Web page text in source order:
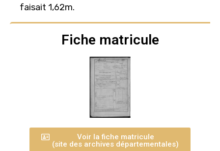
faisait 1,62m.
Fiche matricule
Voir la fiche matricule
(site des archives départementales)